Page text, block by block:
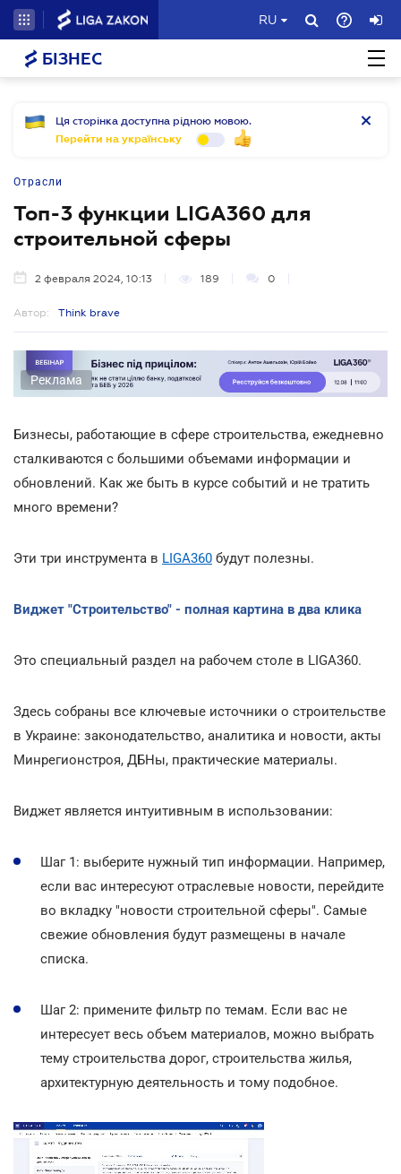
RU
БІЗНЕС
Ця сторінка доступна рідною мовою.
Перейти на українську
Отрасли
Топ-3 функции LIGA360 для
строительной сферы
2 февраля 2024, 10:13 189 0
Автор: Think brave
Реклама
Бизнесы, работающие в сфере строительства, ежедневно
сталкиваются с большими объемами информации и
обновлений. Как же быть в курсе событий и не тратить
много времени?
Эти три инструмента в LIGA360 будут полезны.
Виджет "Строительство" - полная картина в два клика
Это специальный раздел на рабочем столе в LIGA360.
Здесь собраны все ключевые источники о строительстве
в Украине: законодательство, аналитика и новости, акты
Минрегионстроя, ДБНы, практические материалы.
Виджет является интуитивным в использовании:
Шаг 1: выберите нужный тип информации. Например,
если вас интересуют отраслевые новости, перейдите
во вкладку "новости строительной сферы". Самые
свежие обновления будут размещены в начале
списка.
Шаг 2: примените фильтр по темам. Если вас не
интересует весь объем материалов, можно выбрать
тему строительства дорог, строительства жилья,
архитектурную деятельность и тому подобное.